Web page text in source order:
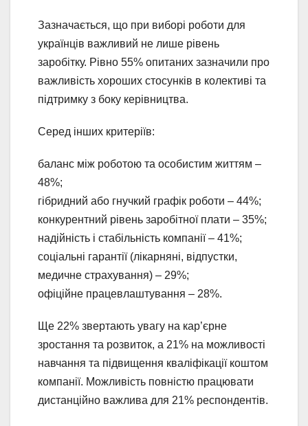
Зазначається, що при виборі роботи для
українців важливий не лише рівень
заробітку. Рівно 55% опитаних зазначили про
важливість хороших стосунків в колективі та
підтримку з боку керівництва.
Серед інших критеріїв:
баланс між роботою та особистим життям –
48%;
гібридний або гнучкий графік роботи – 44%;
конкурентний рівень заробітної плати – 35%;
надійність і стабільність компанії – 41%;
соціальні гарантії (лікарняні, відпустки,
медичне страхування) – 29%;
офіційне працевлаштування – 28%.
Ще 22% звертають увагу на кар’єрне
зростання та розвиток, а 21% на можливості
навчання та підвищення кваліфікації коштом
компанії. Можливість повністю працювати
дистанційно важлива для 21% респондентів.